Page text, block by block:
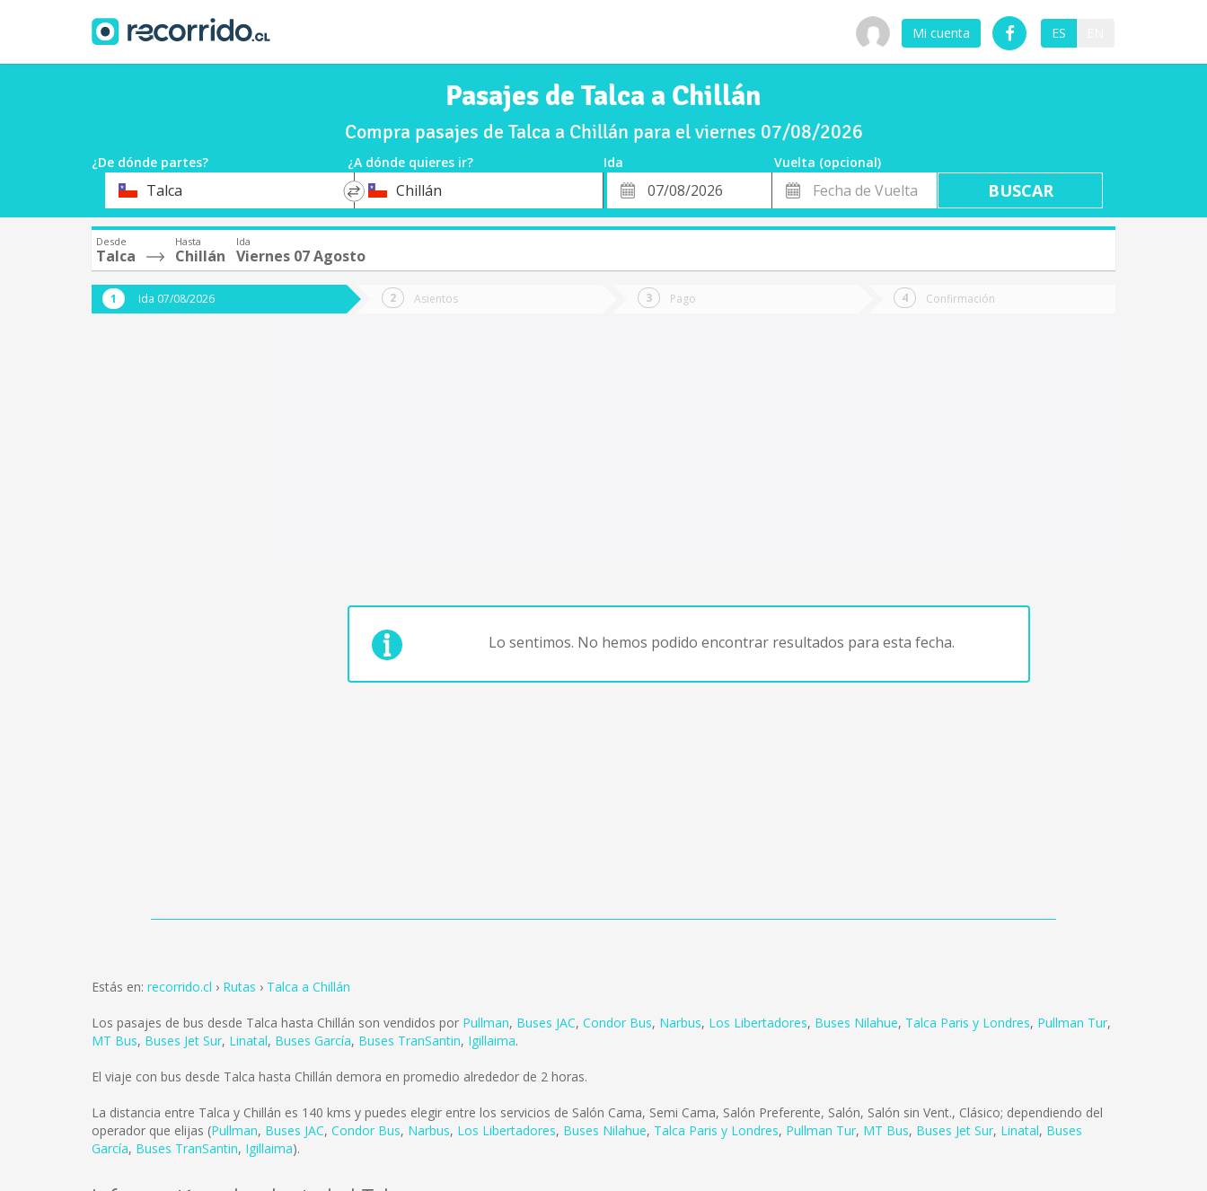
Mi cuenta ES
Pasajes de Talca a Chillán
Compra pasajes de Talca a Chillán para el viernes 07/08/2026
¿De dónde partes? ¿A dónde quieres ir? Ida
Vuelta (opcional)
Origen Talca
*
DestinoChillán
Fecha
de
Fecha
de
Vuelta
Desde
Talca
Hasta
Chillán
Ida
Viernes 07 Agosto
Ida 07/08/2026 Asientos Pago Confirmación
Lo sentimos. No hemos podido encontrar resultados para esta fecha.
Estás en: recorrido.cl Rutas Talca a Chillán
Los pasajes de bus desde Talca hasta Chillán son vendidos por Pullman, Buses JAC, Condor Bus, Narbus, Los Libertadores, Buses Nilahue, Talca Paris y Londres, Pullman Tur,
MT Bus, Buses Jet Sur, Linatal, Buses García, Buses TranSantin, Igillaima.
El viaje con bus desde Talca hasta Chillán demora en promedio alrededor de 2 horas.
La distancia entre Talca y Chillán es 140 kms y puedes elegir entre los servicios de Salón Cama, Semi Cama, Salón Preferente, Salón, Salón sin Vent., Clásico; dependiendo del
operador que elijas (Pullman, Buses JAC, Condor Bus, Narbus, Los Libertadores, Buses Nilahue, Talca Paris y Londres, Pullman Tur, MT Bus, Buses Jet Sur, Linatal, Buses
García, Buses TranSantin, Igillaima).